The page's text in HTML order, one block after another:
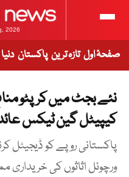
2026
صفحۂ اول تازہ ترین پاکستان دنیا
کیپیٹل گین ٹیکس
پاکستانی روپے کو ڈیجیٹل
ورچوئل اثاثوں کی